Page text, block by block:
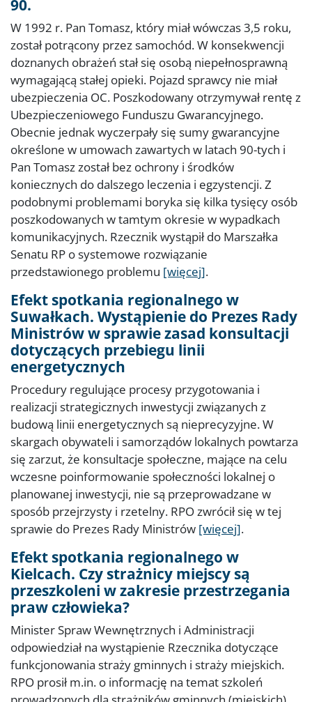
90.
W 1992 r. Pan Tomasz, który miał wówczas 3,5 roku,
został potrącony przez samochód. W konsekwencji
doznanych obrażeń stał się osobą niepełnosprawną
wymagającą stałej opieki. Pojazd sprawcy nie miał
ubezpieczenia OC. Poszkodowany otrzymywał rentę z
Ubezpieczeniowego Funduszu Gwarancyjnego.
Obecnie jednak wyczerpały się sumy gwarancyjne
określone w umowach zawartych w latach 90-tych i
Pan Tomasz został bez ochrony i środków
koniecznych do dalszego leczenia i egzystencji. Z
podobnymi problemami boryka się kilka tysięcy osób
poszkodowanych w tamtym okresie w wypadkach
komunikacyjnych. Rzecznik wystąpił do Marszałka
Senatu RP o systemowe rozwiązanie
przedstawionego problemu [więcej].
Efekt spotkania regionalnego w
Suwałkach. Wystąpienie do Prezes Rady
Ministrów w sprawie zasad konsultacji
dotyczących przebiegu linii
energetycznych
Procedury regulujące procesy przygotowania i
realizacji strategicznych inwestycji związanych z
budową linii energetycznych są nieprecyzyjne. W
skargach obywateli i samorządów lokalnych powtarza
się zarzut, że konsultacje społeczne, mające na celu
wczesne poinformowanie społeczności lokalnej o
planowanej inwestycji, nie są przeprowadzane w
sposób przejrzysty i rzetelny. RPO zwrócił się w tej
sprawie do Prezes Rady Ministrów [więcej].
Efekt spotkania regionalnego w
Kielcach. Czy strażnicy miejscy są
przeszkoleni w zakresie przestrzegania
praw człowieka?
Minister Spraw Wewnętrznych i Administracji
odpowiedział na wystąpienie Rzecznika dotyczące
funkcjonowania straży gminnych i straży miejskich.
RPO prosił m.in. o informację na temat szkoleń